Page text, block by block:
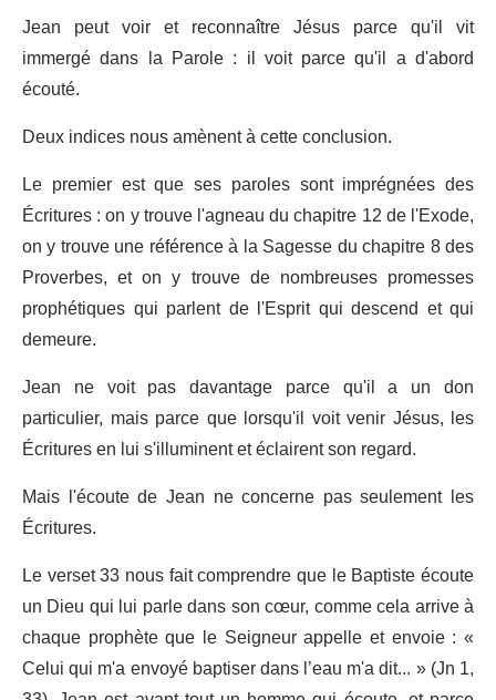
Jean peut voir et reconnaître Jésus parce qu'il vit
immergé dans la Parole : il voit parce qu'il a d'abord
écouté.
Deux indices nous amènent à cette conclusion.
Le premier est que ses paroles sont imprégnées des
Écritures : on y trouve l'agneau du chapitre 12 de l'Exode,
on y trouve une référence à la Sagesse du chapitre 8 des
Proverbes, et on y trouve de nombreuses promesses
prophétiques qui parlent de l'Esprit qui descend et qui
demeure.
Jean ne voit pas davantage parce qu'il a un don
particulier, mais parce que lorsqu'il voit venir Jésus, les
Écritures en lui s'illuminent et éclairent son regard.
Mais l'écoute de Jean ne concerne pas seulement les
Écritures.
Le verset 33 nous fait comprendre que le Baptiste écoute
un Dieu qui lui parle dans son cœur, comme cela arrive à
chaque prophète que le Seigneur appelle et envoie : «
Celui qui m'a envoyé baptiser dans l’eau m'a dit... » (Jn 1,